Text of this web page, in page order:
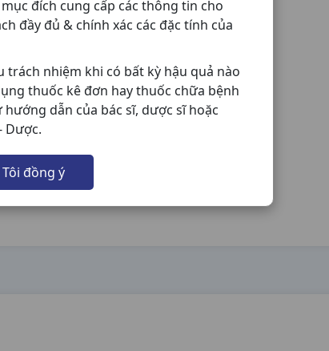
đích cung cấp các thông tin cho
đầy đủ & chính xác các đặc tính của
trách nhiệm khi có bất kỳ hậu quả nào
thuốc kê đơn hay thuốc chữa bệnh
dẫn của bác sĩ, dược sĩ hoặc
Dược.
Tôi đồng ý